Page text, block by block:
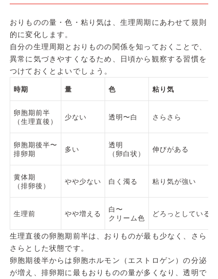
おりものの量・色・粘り気は、生理周期にあわせて規則
的に変化します。
自分の生理周期とおりものの関係を知っておくことで、
異常に気づきやすくなるため、日頃から観察する習慣を
つけておくとよいでしょう。
時期 量 色 粘り気
卵胞期前半
（生理直後）
少ない 透明〜白 さらさら
卵胞期後半〜
排卵期
多い
透明
（卵白状）
伸びがある
黄体期
（排卵後）
やや少ない 白く濁る 粘り気が強い
生理前 やや増える
白〜
クリーム色
どろっとしている
生理直後の卵胞期前半は、おりものが最も少なく、さら
さらとした状態です。
卵胞期後半からは卵胞ホルモン（エストロゲン）の分泌
が増え、排卵期に最もおりものの量が多くなり、透明で